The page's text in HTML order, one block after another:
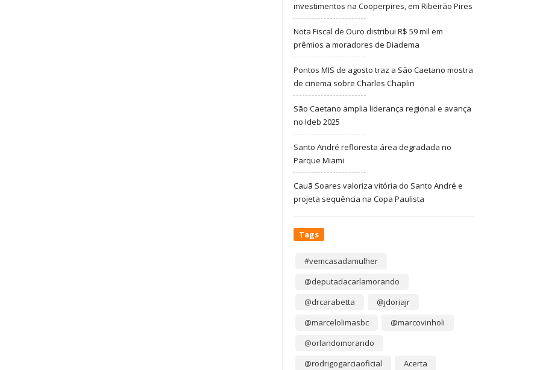
investimentos na Cooperpires, em Ribeirão Pires
Nota Fiscal de Ouro distribui R$ 59 mil em
prêmios a moradores de Diadema
Pontos MIS de agosto traz a São Caetano mostra
de cinema sobre Charles Chaplin
São Caetano amplia liderança regional e avança
no Ideb 2025
Santo André refloresta área degradada no
Parque Miami
Cauã Soares valoriza vitória do Santo André e
projeta sequência na Copa Paulista
Tags
#vemcasadamulher
@deputadacarlamorando
@drcarabetta
@jdoriajr
@marcelolimasbc
@marcovinholi
@orlandomorando
@rodrigogarciaoficial
Acerta